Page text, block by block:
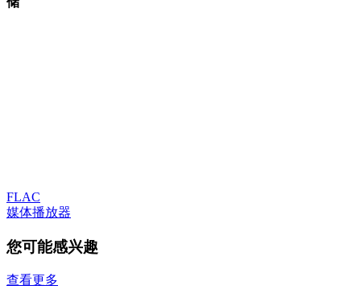
FLAC
媒体播放器
您可能感兴趣
查看更多